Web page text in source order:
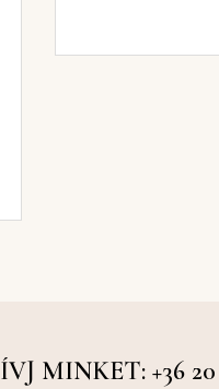
MINKET: +36 20